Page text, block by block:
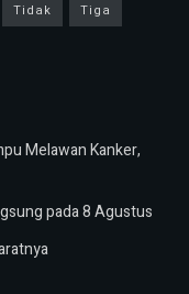
Tidak
Tiga
Melawan Kanker,
pada 8 Agustus